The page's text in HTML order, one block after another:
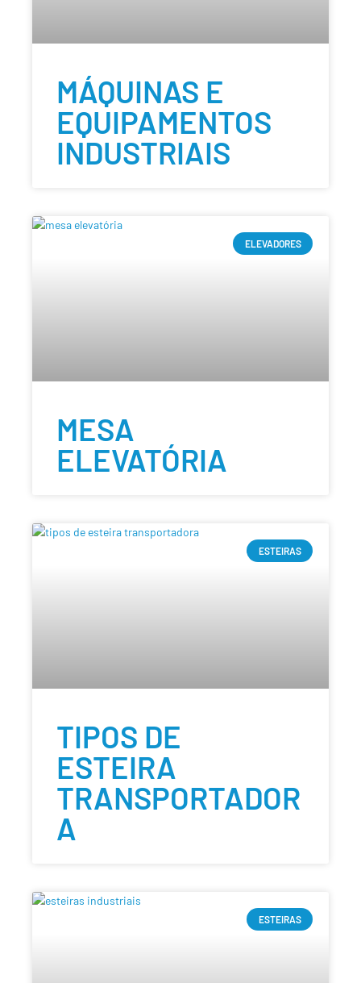
MÁQUINAS E
EQUIPAMENTOS
INDUSTRIAIS
ELEVADORES
MESA
ELEVATÓRIA
ESTEIRAS
TIPOS DE
ESTEIRA
TRANSPORTADOR
A
ESTEIRAS